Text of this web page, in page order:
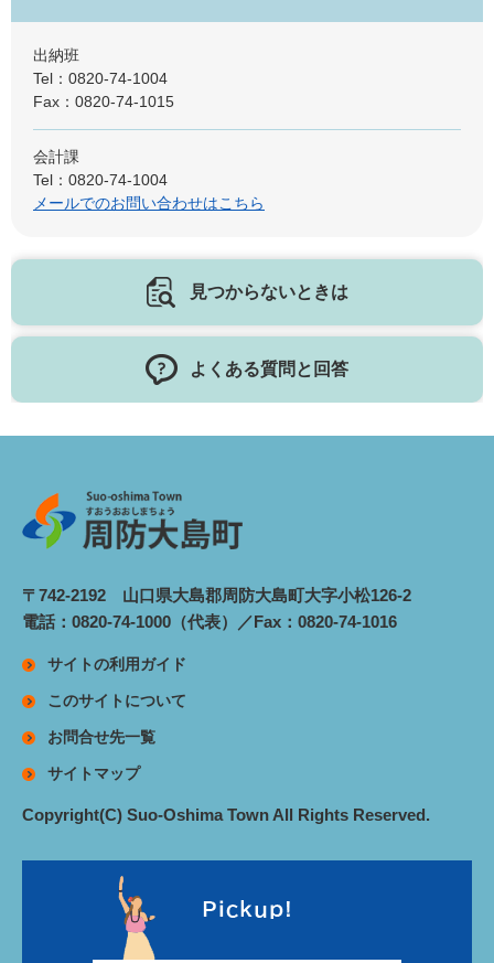
出納班
Tel：0820-74-1004
Fax：0820-74-1015
会計課
Tel：0820-74-1004
メールでのお問い合わせはこちら
見つからないときは
よくある質問と回答
〒742-2192 山口県大島郡周防大島町大字小松126-2
電話：0820-74-1000（代表）／Fax：0820-74-1016
サイトの利用ガイド
このサイトについて
お問合せ先一覧
サイトマップ
Copyright(C) Suo-Oshima Town All Rights Reserved.